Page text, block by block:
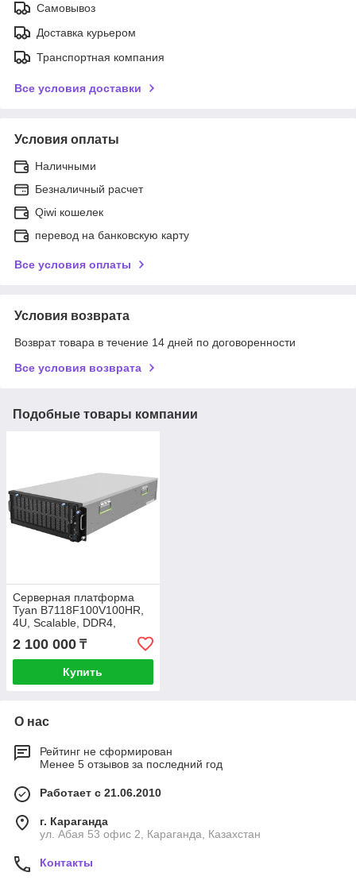
Самовывоз
Доставка курьером
Транспортная компания
Все условия доставки
Условия оплаты
Наличными
Безналичный расчет
Qiwi кошелек
перевод на банковскую карту
Все условия оплаты
Условия возврата
Возврат товара в течение 14 дней по договоренности
Все условия возврата
Подобные товары компании
Серверная платформа
Tyan B7118F100V100HR,
4U, Scalable, DDR4,
100xHDD, резервируемый
БП
2 100 000 ₸
Купить
О нас
Рейтинг не сформирован
Менее 5 отзывов за последний год
Работает с 21.06.2010
г. Караганда
ул. Абая 53 офис 2, Караганда, Казахстан
Контакты